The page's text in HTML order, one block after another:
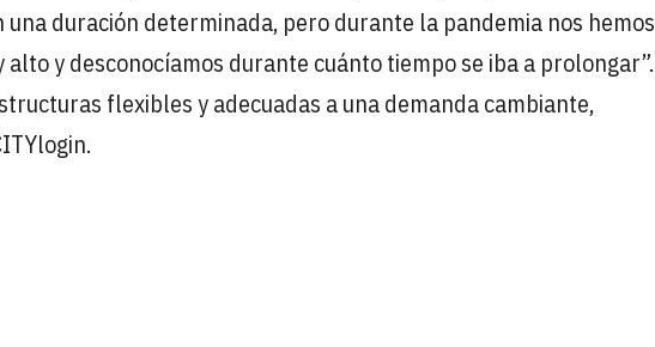
duración determinada, pero durante la pandemia nos hemos
y desconocíamos durante cuánto tiempo se iba a prolongar”.
flexibles y adecuadas a una demanda cambiante,